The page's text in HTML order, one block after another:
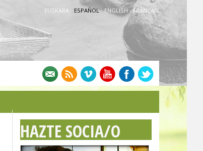
EUSKARA · ESPAÑOL· ENGLISH · FRANÇAIS
HAZTE SOCIA/O